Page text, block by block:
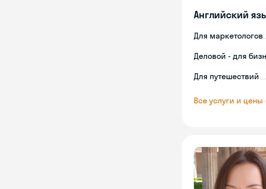
Английский
Для маркетологов
Деловой - для
Для путешествий
Все услуги и цены